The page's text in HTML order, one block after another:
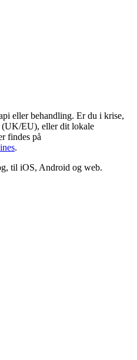
eller behandling. Er du i krise,
(UK/EU), eller dit lokale
findes på
.
til iOS, Android og web.